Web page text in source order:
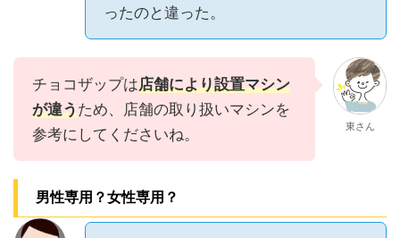
ったのと違った。
チョコザップは店舗により設置マシン
が違うため、店舗の取り扱いマシンを
参考にしてくださいね。
東さん
男性専用？女性専用？